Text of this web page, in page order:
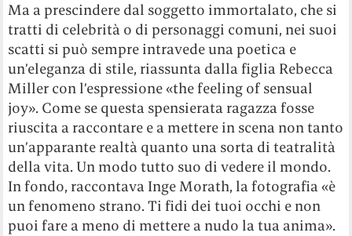
Ma a prescindere dal soggetto immortalato, che si
tratti di celebrità o di personaggi comuni, nei suoi
scatti si può sempre intravede una poetica e
un’eleganza di stile, riassunta dalla figlia Rebecca
Miller con l’espressione «the feeling of sensual
joy». Come se questa spensierata ragazza fosse
riuscita a raccontare e a mettere in scena non tanto
un’apparante realtà quanto una sorta di teatralità
della vita. Un modo tutto suo di vedere il mondo.
In fondo, raccontava Inge Morath, la fotografia «è
un fenomeno strano. Ti fidi dei tuoi occhi e non
puoi fare a meno di mettere a nudo la tua anima».